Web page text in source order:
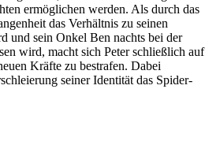
ermöglichen werden. Als durch das
das Verhältnis zu seinen
und sein Onkel Ben nachts bei der
wird, macht sich Peter schließlich auf
Kräfte zu bestrafen. Dabei
seiner Identität das Spider-